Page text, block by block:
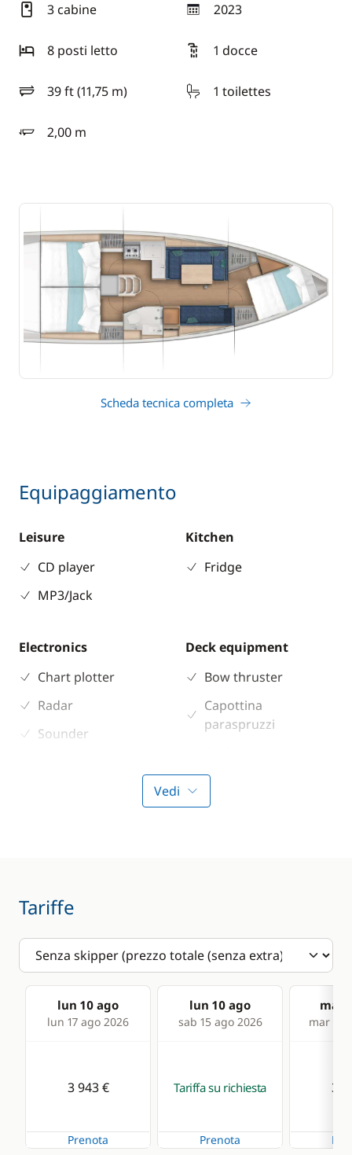
3 cabine 2023
anno
8 posti letto
1 docce
39 ft (11,75 m)
lunghezza 1 toilettes
2,00 m
pescaggio
Scheda tecnica completa
Equipaggiamento
Leisure
CD player
MP3/Jack
Kitchen
Fridge
Electronics
Chart plotter
Radar
Sounder
Deck equipment
Bow thruster
Capottina
paraspruzzi
Speakers in cockpit
Vedi
Tariffe
lun 10 ago
lun 17 ago 2026
lun 10 ago
sab 15 ago 2026
mar
mar 18
3 943 €
Prenota
Tariffa su richiesta
Prenota
3